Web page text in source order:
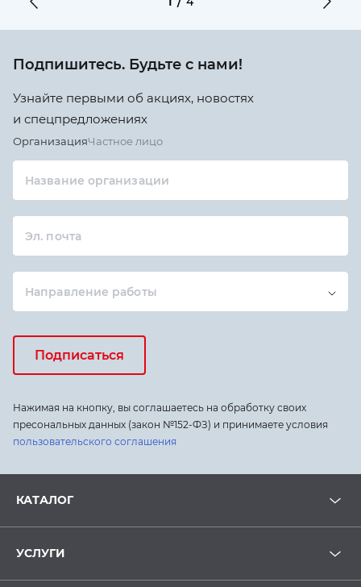
Подпишитесь. Будьте с нами!
Узнайте первыми об акциях, новостях
и спецпредложениях
ОрганизацияЧастное лицо
Название организации
Эл. почта
Направление работы
Подписаться
Нажимая на кнопку, вы соглашаетесь на обработку своих
пресональных данных (закон №152-ФЗ) и принимаете условия
пользовательского соглашения
КАТАЛОГ
УСЛУГИ